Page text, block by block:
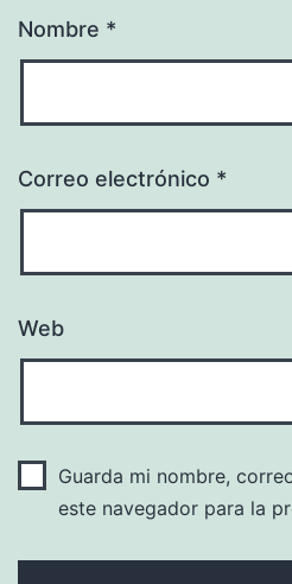
Nombre *
Correo electrónico *
Web
Guarda mi nombre,
este navegador para la